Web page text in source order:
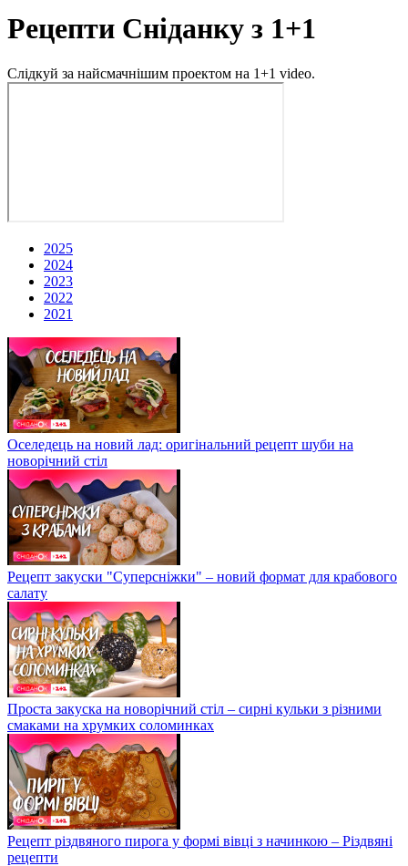
Рецепти Сніданку з 1+1
Слідкуй за найсмачнішим проектом на 1+1 video.
2025
2024
2023
2022
2021
Оселедець на новий лад: оригінальний рецепт шуби на
новорічний стіл
Рецепт закуски "Суперсніжки" – новий формат для крабового
салату
Проста закуска на новорічний стіл – сирні кульки з різними
смаками на хрумких соломинках
Рецепт різдвяного пирога у формі вівці з начинкою – Різдвяні
рецепти